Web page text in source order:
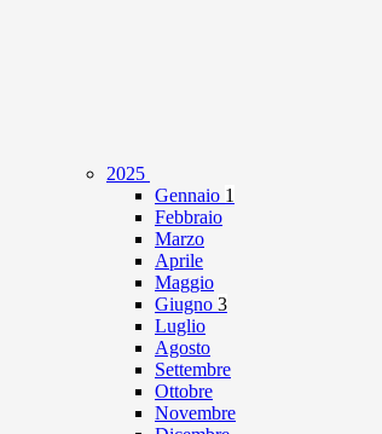
2025
Gennaio 1
Febbraio
Marzo
Aprile
Maggio
Giugno 3
Luglio
Agosto
Settembre
Ottobre
Novembre